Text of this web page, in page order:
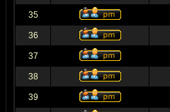
35
36
37
38
39